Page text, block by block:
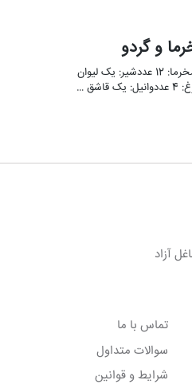
مواد لازم:گردو خرد شده: 60 گرمخرما: 12 عددشیر: یک لیوان
آزاد
تماس با ما
سوالات متداول
شرایط و قوانین